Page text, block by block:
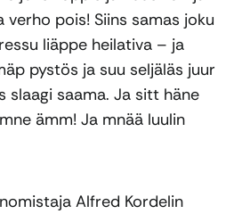
verho pois! Siins samas joku
liäppe heilativa – ja
pystös ja suu seljäläs juur
slaagi saama. Ja sitt häne
ämm! Ja mnää luulin
Alfred Kordelin